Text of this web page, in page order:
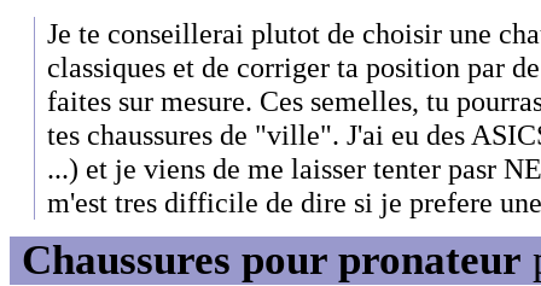
Je te conseillerai plutot de choisir une
classiques et de corriger ta position par
faites sur mesure. Ces semelles, tu
tes chaussures de "ville". J'ai eu des
...) et je viens de me laisser tenter pasr
m'est tres difficile de dire si je prefere
Chaussures pour pronateur